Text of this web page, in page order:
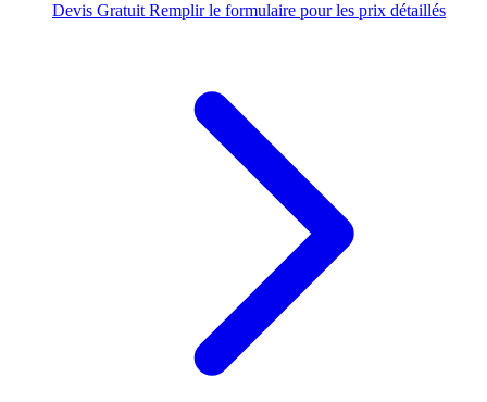
Devis Gratuit Remplir le formulaire pour les prix détaillés